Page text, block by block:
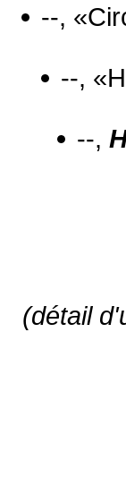
--,
--,
--,
(détail